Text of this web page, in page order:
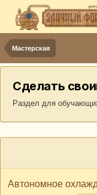
Мастерская
Сделать
Раздел для
Автономное